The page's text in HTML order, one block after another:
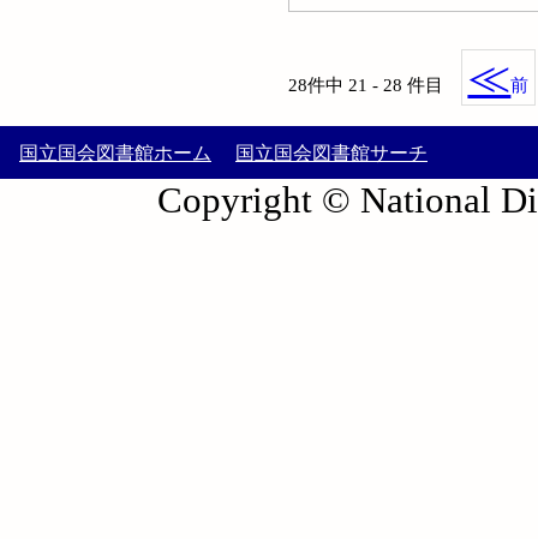
28件中 21 - 28 件目 ≪前
国立国会図書館ホーム 国立国会図書館サーチ
Copyright © National